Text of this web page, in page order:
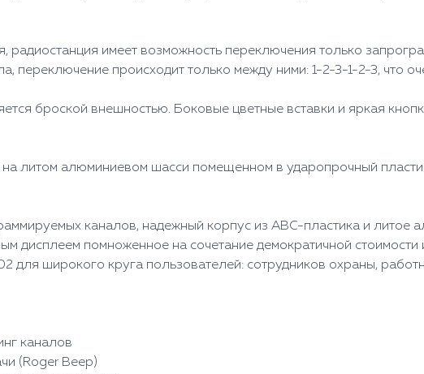
радиостанция имеет возможность переключения только
переключение происходит только между ними: 1-2-3-1-2-3, что
броской внешностью. Боковые цветные вставки и яркая
литом алюминиевом шасси помещенном в ударопрочный
каналов, надежный корпус из АВС-пластика и литое
дисплеем помноженное на сочетание демократичной стоимости
для широкого круга пользователей: сотрудников охраны,
каналов
(Roger Beep)